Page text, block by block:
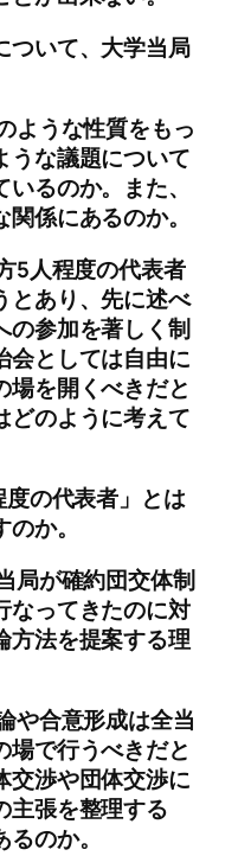
ついて、大学当局
ような性質をもっ
うな議題について
るのか。また、
係にあるのか。
5人程度の代表者
とあり、先に述べ
の参加を著しく制
会としては自由に
場を開くべきだと
どのように考えて
の代表者」とは
か。
局が確約団交体制
なってきたのに対
方法を提案する理
や合意形成は全当
場で行うべきだと
交渉や団体交渉に
主張を整理する
のか。